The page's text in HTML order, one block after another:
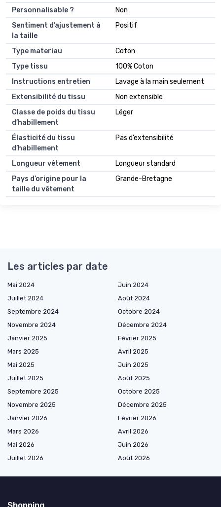
Personnalisable ?
Non
Sentiment d’ajustement à
la taille
Positif
Type materiau
Coton
Type tissu
100% Coton
Instructions entretien
Lavage à la main seulement
Extensibilité du tissu
Non extensible
Classe de poids du tissu
d’habillement
Léger
Élasticité du tissu
d’habillement
Pas d’extensibilité
Longueur vêtement
Longueur standard
Pays d’origine pour la
taille du vêtement
Grande-Bretagne
Les articles par date
Mai 2024
Juin 2024
Juillet 2024
Août 2024
Septembre 2024
Octobre 2024
Novembre 2024
Décembre 2024
Janvier 2025
Février 2025
Mars 2025
Avril 2025
Mai 2025
Juin 2025
Juillet 2025
Août 2025
Septembre 2025
Octobre 2025
Novembre 2025
Décembre 2025
Janvier 2026
Février 2026
Mars 2026
Avril 2026
Mai 2026
Juin 2026
Juillet 2026
Août 2026